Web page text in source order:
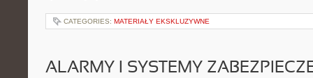
CATEGORIES: MATERIAŁY EKSKLUZYWNE
ALARMY I SYSTEMY